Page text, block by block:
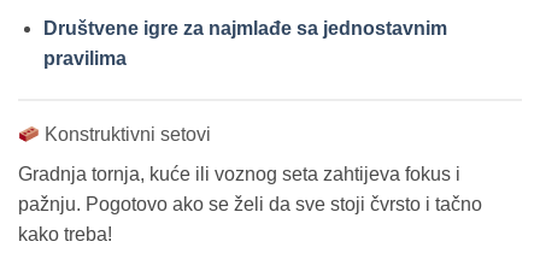
Društvene igre za najmlađe sa jednostavnim
pravilima
Konstruktivni setovi
Gradnja tornja, kuće ili voznog seta zahtijeva fokus i
pažnju. Pogotovo ako se želi da sve stoji čvrsto i tačno
kako treba!